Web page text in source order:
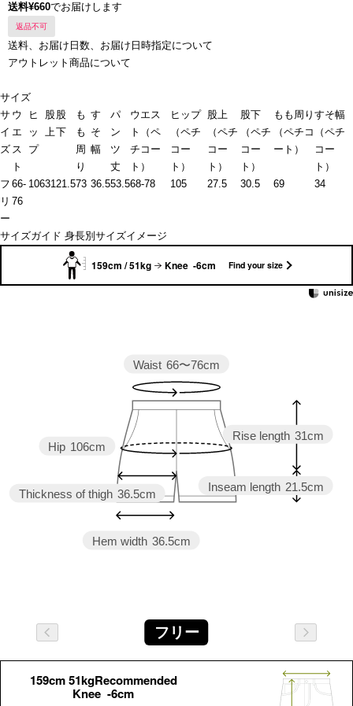
送料¥660でお届けします
返品不可
送料、お届け日数、お届け日時指定について
アウトレット商品について
サイズ
サ
イ
ズ
ウ
エ
ス
ト
ヒ
ッ
プ
股
上
股
下
も
も
周
り
す
そ
幅
パ
ン
ツ
丈
ウエス
ト（ペ
チコー
ト）
ヒップ
（ペチ
コー
ト）
股上
（ペチ
コー
ト）
股下
（ペチ
コー
ト）
もも周り
（ペチコ
ート）
すそ幅
（ペチ
コー
ト）
フ
リ
ー
66-
76
1063121.573 36.553.568-78 105 27.5 30.5 69 34
サイズガイド 身長別サイズイメージ
159cm / 51kg Knee -6cm Find your size
Rise length 31cm
Inseam length 21.5cm
Hem width 36.5cm
Thickness of thigh 36.5cm
Hip 106cm
Waist 66〜76cm
フリー
159cm 51kgRecommended
Knee -6cm